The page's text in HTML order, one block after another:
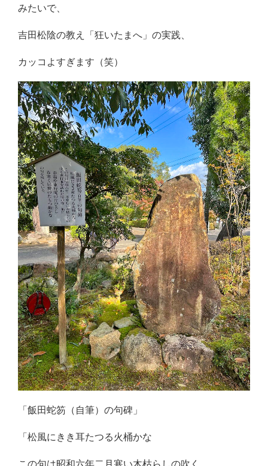
みたいで、
吉田松陰の教え「狂いたまへ」の実践、
カッコよすぎます（笑）
「飯田蛇笏（自筆）の句碑」
「松風にきき耳たつる火桶かな